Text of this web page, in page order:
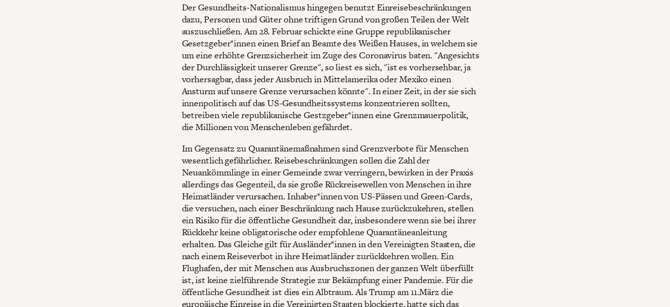
Der Gesundheits-Nationalismus hingegen benutzt Einreisebeschränkungen
dazu, Personen und Güter ohne triftigen Grund von großen Teilen der Welt
auszuschließen. Am 28. Februar schickte eine Gruppe republikanischer
Gesetzgeber*innen einen Brief an Beamte des Weißen Hauses, in welchem sie
um eine erhöhte Grenzsicherheit im Zuge des Coronavirus baten. "Angesichts
der Durchlässigkeit unserer Grenze", so liest es sich, "ist es vorhersehbar, ja
vorhersagbar, dass jeder Ausbruch in Mittelamerika oder Mexiko einen
Ansturm auf unsere Grenze verursachen könnte". In einer Zeit, in der sie sich
innenpolitisch auf das US-Gesundheitssystems konzentrieren sollten,
betreiben viele republikanische Gestzgeber*innen eine Grenzmauerpolitik,
die Millionen von Menschenleben gefährdet.
Im Gegensatz zu Quarantänemaßnahmen sind Grenzverbote für Menschen
wesentlich gefährlicher. Reisebeschränkungen sollen die Zahl der
Neuankömmlinge in einer Gemeinde zwar verringern, bewirken in der Praxis
allerdings das Gegenteil, da sie große Rückreisewellen von Menschen in ihre
Heimatländer verursachen. Inhaber*innen von US-Pässen und Green-Cards,
die versuchen, nach einer Beschränkung nach Hause zurückzukehren, stellen
ein Risiko für die öffentliche Gesundheit dar, insbesondere wenn sie bei ihrer
Rückkehr keine obligatorische oder empfohlene Quarantäneanleitung
erhalten. Das Gleiche gilt für Ausländer*innen in den Vereinigten Staaten, die
nach einem Reiseverbot in ihre Heimatländer zurückkehren wollen. Ein
Flughafen, der mit Menschen aus Ausbruchszonen der ganzen Welt überfüllt
ist, ist keine zielführende Strategie zur Bekämpfung einer Pandemie. Für die
öffentliche Gesundheit ist dies ein Albtraum. Als Trump am 11.März die
europäische Einreise in die Vereinigten Staaten blockierte, hatte sich das